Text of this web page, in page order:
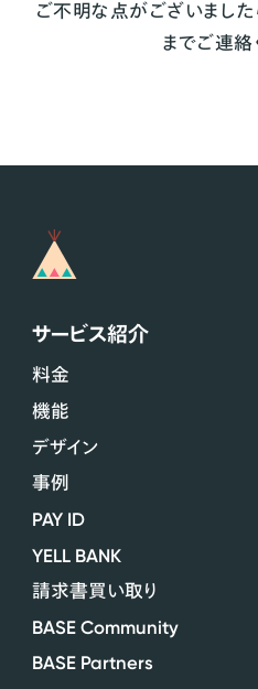
ご不明な点がございました
までご連絡
サービス紹介
料金
機能
デザイン
事例
PAY ID
YELL BANK
請求書買い取り
BASE Community
BASE Partners